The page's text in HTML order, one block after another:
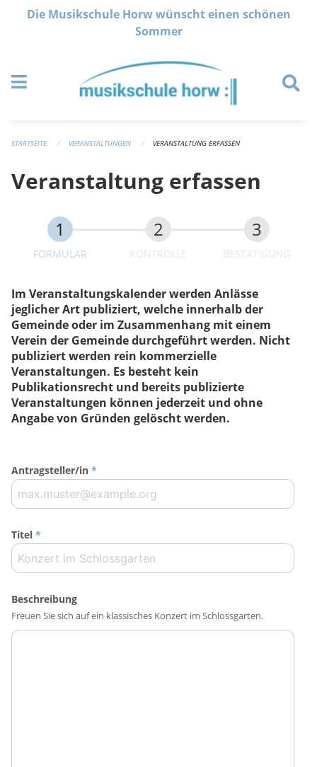
Navigation überspringen
Die Musikschule Horw wünscht einen schönen
Sommer
STARTSEITE VERANSTALTUNGEN VERANSTALTUNG ERFASSEN
Veranstaltung erfassen
FORMULAR KONTROLLE BESTÄTIGUNG
Im Veranstaltungskalender werden Anlässe
jeglicher Art publiziert, welche innerhalb der
Gemeinde oder im Zusammenhang mit einem
Verein der Gemeinde durchgeführt werden. Nicht
publiziert werden rein kommerzielle
Veranstaltungen. Es besteht kein
Publikationsrecht und bereits publizierte
Veranstaltungen können jederzeit und ohne
Angabe von Gründen gelöscht werden.
Antragsteller/in *
Titel *
Beschreibung
Freuen Sie sich auf ein klassisches Konzert im Schlossgarten.